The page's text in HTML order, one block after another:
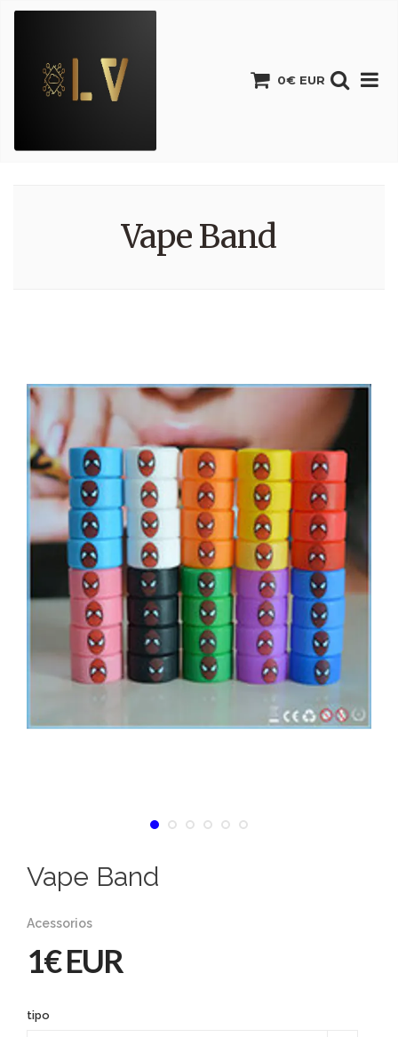
0€ EUR
Vape Band
Vape Band
Acessorios
1€ EUR
tipo